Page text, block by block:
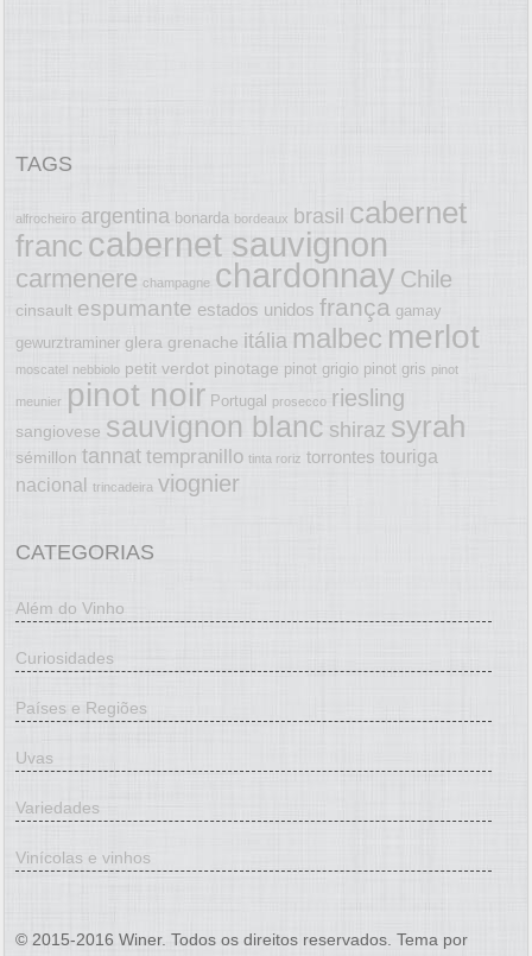
TAGS
alfrocheiro argentina bonarda bordeaux brasil cabernet
franc cabernet sauvignon
carmenere champagne chardonnay Chile
cinsault espumante estados unidos frança gamay
gewurztraminer glera grenache itália malbec merlot
moscatel nebbiolo petit verdot pinotage pinot grigio pinot gris pinot
meunier pinot noir Portugal prosecco riesling
sangiovese sauvignon blanc shiraz syrah
sémillon tannat tempranillo tinta roriz torrontes touriga
nacional trincadeira viognier
CATEGORIAS
Além do Vinho
Curiosidades
Países e Regiões
Uvas
Variedades
Vinícolas e vinhos
© 2015-2016 Winer. Todos os direitos reservados. Tema por